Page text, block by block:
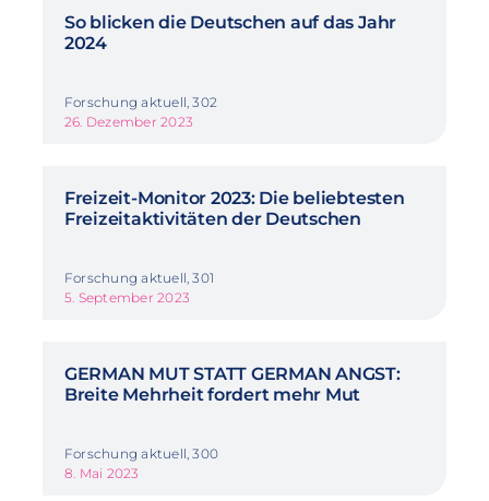
So blicken die Deutschen auf das Jahr
2024
Forschung aktuell, 302
26. Dezember 2023
Freizeit-Monitor 2023: Die beliebtesten
Freizeitaktivitäten der Deutschen
Forschung aktuell, 301
5. September 2023
GERMAN MUT STATT GERMAN ANGST:
Breite Mehrheit fordert mehr Mut
Forschung aktuell, 300
8. Mai 2023